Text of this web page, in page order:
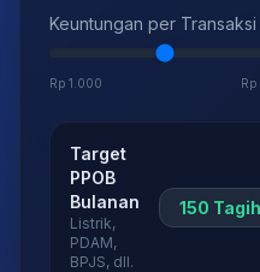
Keuntungan per
Rp 1.000
Target
PPOB
Bulanan
Listrik,
PDAM,
BPJS, dll.